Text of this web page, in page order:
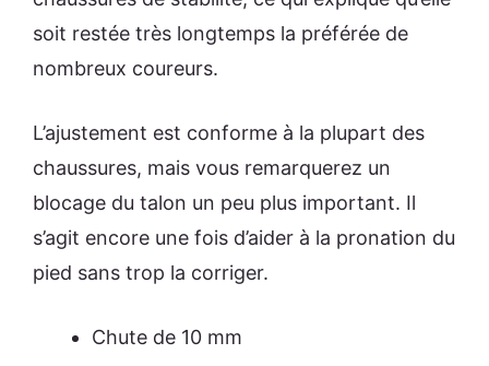
soit restée très longtemps la préférée de
nombreux coureurs.
L’ajustement est conforme à la plupart des
chaussures, mais vous remarquerez un
blocage du talon un peu plus important. Il
s’agit encore une fois d’aider à la pronation du
pied sans trop la corriger.
Chute de 10 mm